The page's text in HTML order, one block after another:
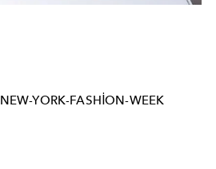
NEW-YORK-FASHION-WEEK